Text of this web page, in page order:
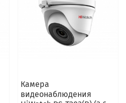
Камера
видеонаблюдения